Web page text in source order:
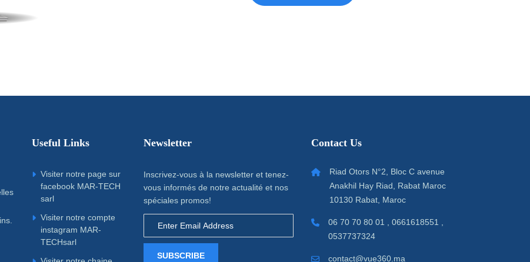
Useful Links
Visiter notre page sur
facebook MAR-TECH
sarl
Visiter notre compte
instagram MAR-
TECHsarl
Newsletter
Inscrivez-vous à la newsletter et tenez-
vous informés de notre actualité et nos
spéciales promos!
SUBSCRIBE
Contact Us
Riad Otors N°2, Bloc C avenue
Anakhil Hay Riad, Rabat Maroc
10130 Rabat, Maroc
06 70 70 80 01 , 0661618551 ,
0537737324
contact@vue360.ma